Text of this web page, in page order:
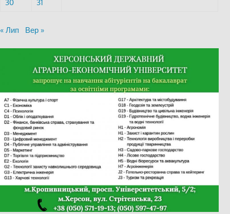
30
31
« Лип Вер »